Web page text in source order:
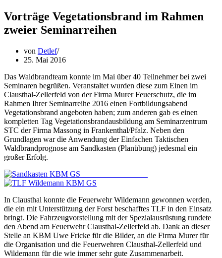
Vorträge Vegetationsbrand im Rahmen
zweier Seminarreihen
von Detlef
25. Mai 2016
Das Waldbrandteam konnte im Mai über 40 Teilnehmer bei zwei
Seminaren begrüßen. Veranstaltet wurden diese zum Einen im
Clausthal-Zellerfeld von der Firma Murer Feuerschutz, die im
Rahmen Ihrer Seminarreihe 2016 einen Fortbildungsabend
Vegetationsbrand angeboten haben; zum anderen gab es einen
kompletten Tag Vegetationsbrandausbildung am Seminarzentrum
STC der Firma Massong in Frankenthal/Pfalz. Neben den
Grundlagen war die Anwendung der Einfachen Taktischen
Waldbrandprognose am Sandkasten (Planübung) jedesmal ein
großer Erfolg.
In Clausthal konnte die Feuerwehr Wildemann gewonnen werden,
die ein mit Unterstützung der Forst beschafftes TLF in den Einsatz
bringt. Die Fahrzeugvorstellung mit der Spezialausrüstung rundete
den Abend am Feuerwehr Clausthal-Zellerfeld ab. Dank an dieser
Stelle an KBM Uwe Fricke für die Bilder, an die Firma Murer für
die Organisation und die Feuerwehren Clausthal-Zellerfeld und
Wildemann für die wie immer sehr gute Zusammenarbeit.